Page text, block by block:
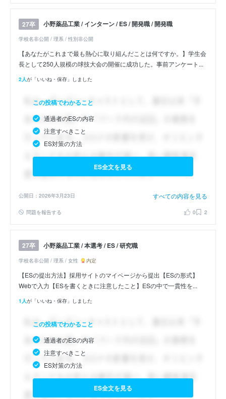
27卒 小野薬品工業 / インターン / ES / 開発職 / 開発職
学校名非公開 / 理系 / 性別非公開
【あなたがこれまで最も熱心に取り組んだことは何ですか。】学生会
長として250人規模の球技大会の開催に成功した。事前アンケート...
2人が「いいね・保存」しました
この投稿でわかること
通過者のESの内容
注意すべきこと
ES対策の方法
ES全文を見る
公開日：2026年3月23日 すべての内容を見る
問題を報告する 0 2
27卒 小野薬品工業 / 本選考 / ES / 研究職
学校名非公開 / 理系 / 女性 内定
【ESの提出方法】採用サイトのマイページから提出【ESの形式】
Webで入力【ESを書くときに注意したこと】ESの中で一貫性を...
1人が「いいね・保存」しました
この投稿でわかること
通過者のESの内容
注意すべきこと
ES対策の方法
ES全文を見る